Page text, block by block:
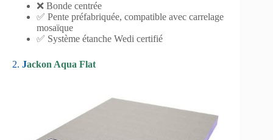
❌ Bonde centrée
✅ Pente préfabriquée, compatible avec carrelage
mosaïque
✅ Système étanche Wedi certifié
2. Jackon Aqua Flat